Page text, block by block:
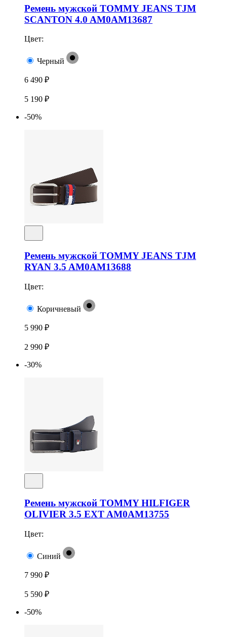
Ремень мужской TOMMY JEANS TJM
SCANTON 4.0 AM0AM13687
Цвет:
Черный
6 490 ₽
5 190 ₽
-50%
Ремень мужской TOMMY JEANS TJM
RYAN 3.5 AM0AM13688
Цвет:
Коричневый
5 990 ₽
2 990 ₽
-30%
Ремень мужской TOMMY HILFIGER
OLIVIER 3.5 EXT AM0AM13755
Цвет:
Синий
7 990 ₽
5 590 ₽
-50%